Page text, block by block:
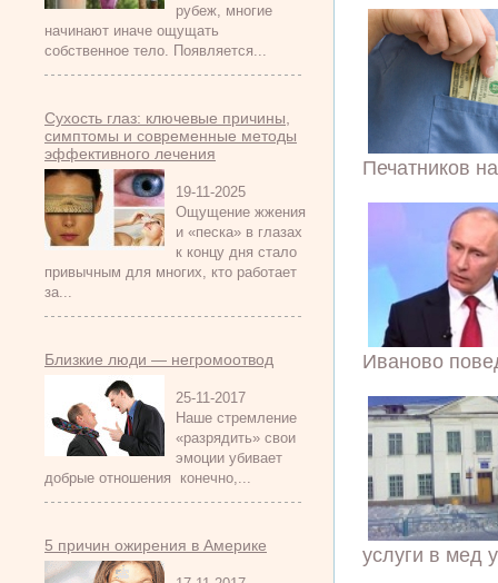
рубеж, многие
начинают иначе ощущать
собственное тело. Появляется...
Сухость глаз: ключевые причины,
симптомы и современные методы
эффективного лечения
19-11-2025
Ощущение жжения
и «песка» в глазах
к концу дня стало
привычным для многих, кто работает
за...
Близкие люди — негромоотвод
25-11-2017
Наше стремление
«разрядить» свои
эмоции убивает
добрые отношения конечно,...
5 причин ожирения в Америке
Печатников
Иваново
услуги в мед